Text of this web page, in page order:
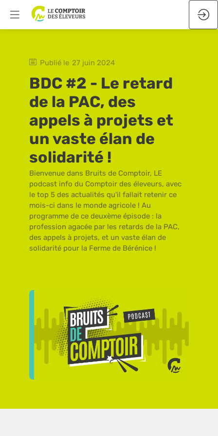
Publié le 27 juin 2024
BDC #2 - Le retard
de la PAC, des
appels à projets et
un vaste élan de
solidarité !
Bienvenue dans Bruits de Comptoir, LE
podcast info du Comptoir des éleveurs, avec
le top 5 des actualités qu'il fallait retenir ce
mois-ci dans le monde agricole ! Au
programme de ce deuxème épisode :­ la
profession agacée par les retards de la PAC,
des appels à projets, et un vaste élan de
solidarité pour la Ferme de Bérénice !